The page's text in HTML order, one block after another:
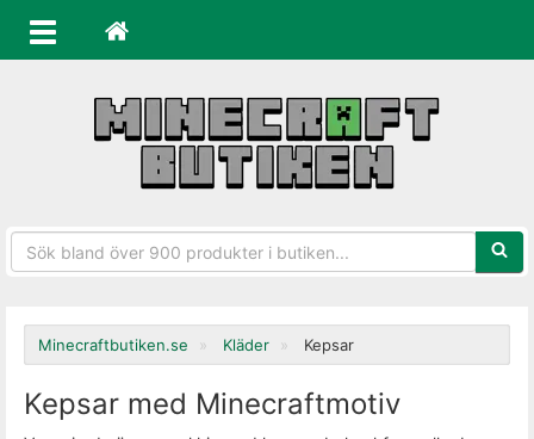
Minecraftbutiken.se Kläder Kepsar
Kepsar med Minecraftmotiv